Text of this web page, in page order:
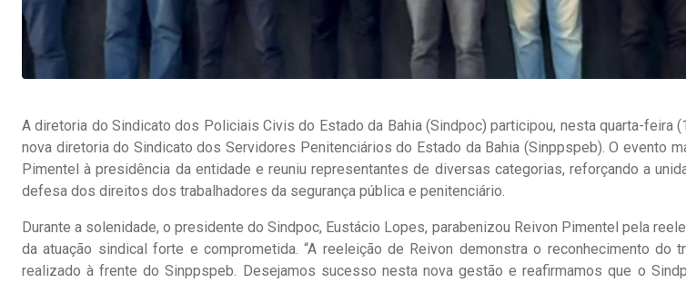
A diretoria do Sindicato dos Policiais Civis do Estado da Bahia (Sindpoc) participou, nesta quarta-feira
nova diretoria do Sindicato dos Servidores Penitenciários do Estado da Bahia (Sinppspeb). O evento
Pimentel à presidência da entidade e reuniu representantes de diversas categorias, reforçando a
defesa dos direitos dos trabalhadores da segurança pública e penitenciário.
Durante a solenidade, o presidente do Sindpoc, Eustácio Lopes, parabenizou Reivon Pimentel pela
da atuação sindical forte e comprometida. “A reeleição de Reivon demonstra o reconhecimento do
realizado à frente do Sinppspeb. Desejamos sucesso nesta nova gestão e reafirmamos que o